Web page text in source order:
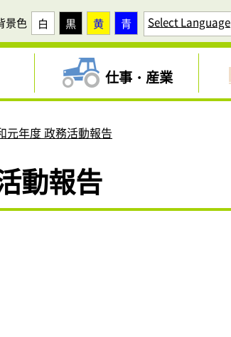
景色 白 黒 黄 青 Select Language
仕事・産業
元年度 政務活動報告
動報告